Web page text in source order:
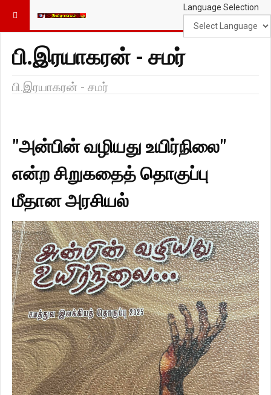
Language Selection
பி.இரயாகரன் - சமர்
பி.இரயாகரன் - சமர்
"அன்பின் வழியது உயிர்நிலை"
என்ற சிறுகதைத் தொகுப்பு
மீதான அரசியல்